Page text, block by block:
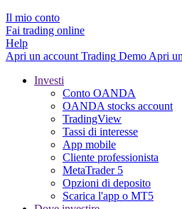
Il mio conto
Fai trading online
Help
Apri un account Trading Demo Apri
Investi
Conto OANDA
OANDA stocks account
TradingView
Tassi di interesse
App mobile
Cliente professionista
MetaTrader 5
Opzioni di deposito
Scarica l'app o MT5